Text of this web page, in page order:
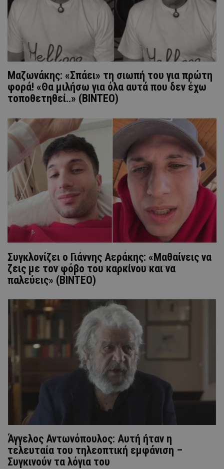
Μαζωνάκης: «Σπάει» τη σιωπή του για πρώτη
φορά! «Θα μιλήσω για όλα αυτά που δεν έχω
τοποθετηθεί..» (ΒΙΝΤΕΟ)
Συγκλονίζει ο Γιάννης Αεράκης: «Μαθαίνεις να
ζεις με τον φόβο του καρκίνου και να
παλεύεις» (ΒINTEO)
Άγγελος Αντωνόπουλος: Αυτή ήταν η
τελευταία του τηλεοπτική εμφάνιση –
Συγκινούν τα λόγια του